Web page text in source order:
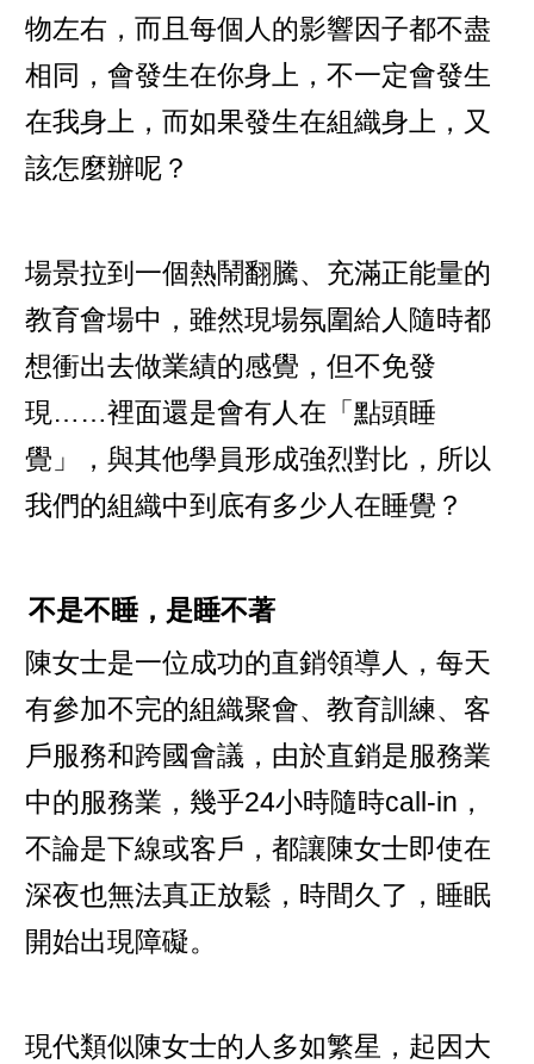
物左右，而且每個人的影響因子都不盡
相同，會發生在你身上，不一定會發生
在我身上，而如果發生在組織身上，又
該怎麼辦呢？
場景拉到一個熱鬧翻騰、充滿正能量的
教育會場中，雖然現場氛圍給人隨時都
想衝出去做業績的感覺，但不免發
現……裡面還是會有人在「點頭睡
覺」，與其他學員形成強烈對比，所以
我們的組織中到底有多少人在睡覺？
不是不睡，是睡不著
陳女士是一位成功的直銷領導人，每天
有參加不完的組織聚會、教育訓練、客
戶服務和跨國會議，由於直銷是服務業
中的服務業，幾乎24小時隨時call-in，
不論是下線或客戶，都讓陳女士即使在
深夜也無法真正放鬆，時間久了，睡眠
開始出現障礙。
現代類似陳女士的人多如繁星，起因大